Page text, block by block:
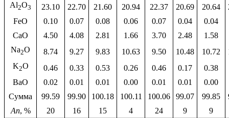
Al2O3 23.10 22.70 21.60 20.94 22.37 20.69 20.64
FeO
0.10 0.07 0.08 0.06 0.07 0.04
0.04
CaO
4.50 4.08 2.81 1.66 3.70 2.48
1.58
Na2O 8.74 9.27 9.83 10.63 9.50 10.48 10.72
K2O 0.46 0.33 0.53 0.26 0.46 0.17
0.38
BaO
0.02 0.01 0.01 0.00 0.01 0.01
0.00
Сумма
99.59 99.90 100.18 100.11 100.06 99.07 99.85
An, % 20 16 15 4 24 9
9